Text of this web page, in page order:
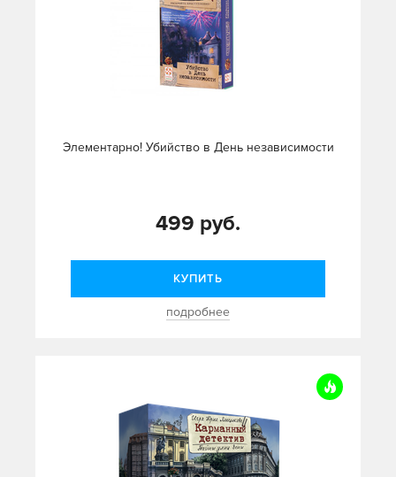
Элементарно! Убийство в День независимости
499 руб.
КУПИТЬ
подробнее